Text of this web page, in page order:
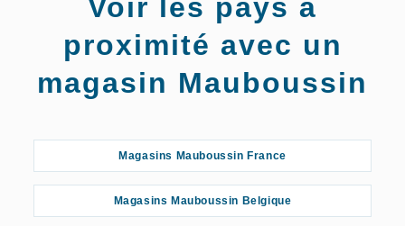
Voir les pays à
proximité avec un
magasin Mauboussin
Magasins Mauboussin France
Magasins Mauboussin Belgique